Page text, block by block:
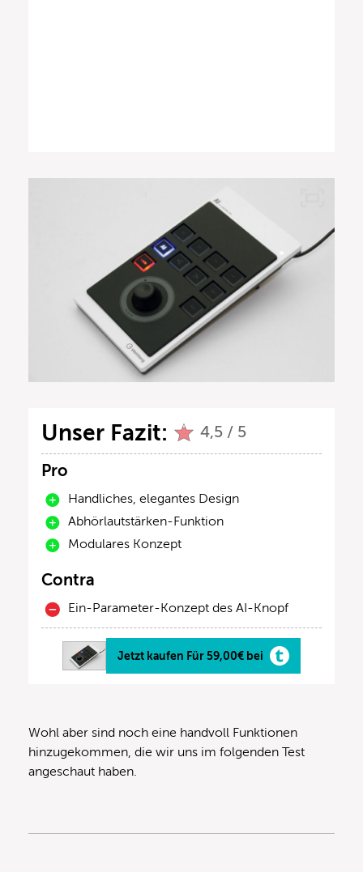
Unser Fazit: 4,5 / 5
Pro
Handliches, elegantes Design
Abhörlautstärken-Funktion
Modulares Konzept
Contra
Ein-Parameter-Konzept des AI-Knopf
Jetzt kaufen Für 59,00€ bei
Wohl aber sind noch eine handvoll Funktionen
hinzugekommen, die wir uns im folgenden Test
angeschaut haben.